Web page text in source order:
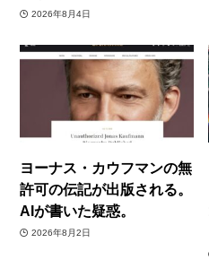
2026年8月4日
ヨーナス・カウフマンの無
許可の伝記が出版される。
AIが書いた疑惑。
2026年8月2日